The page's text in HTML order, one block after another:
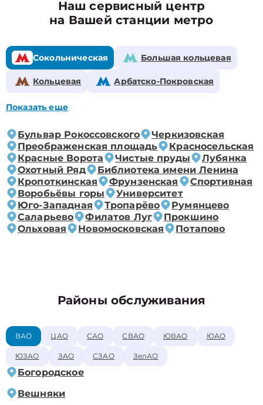
Наш сервисный центр
на Вашей станции метро
Сокольническая Большая кольцевая
Кольцевая Арбатско-Покровская
Показать еще
Бульвар Рокоссовского
Черкизовская
Преображенская площадь
Красносельская
Красные Ворота
Чистые пруды
Лубянка
Охотный Ряд
Библиотека имени Ленина
Кропоткинская
Фрунзенская
Спортивная
Воробьёвы горы
Университет
Юго-Западная
Тропарёво
Румянцево
Саларьево
Филатов Луг
Прокшино
Ольховая
Новомосковская Потапово
Районы обслуживания
ВАО ЦАО САО СВАО ЮВАО ЮАО
ЮЗАО ЗАО СЗАО ЗелАО
Богородское
Вешняки